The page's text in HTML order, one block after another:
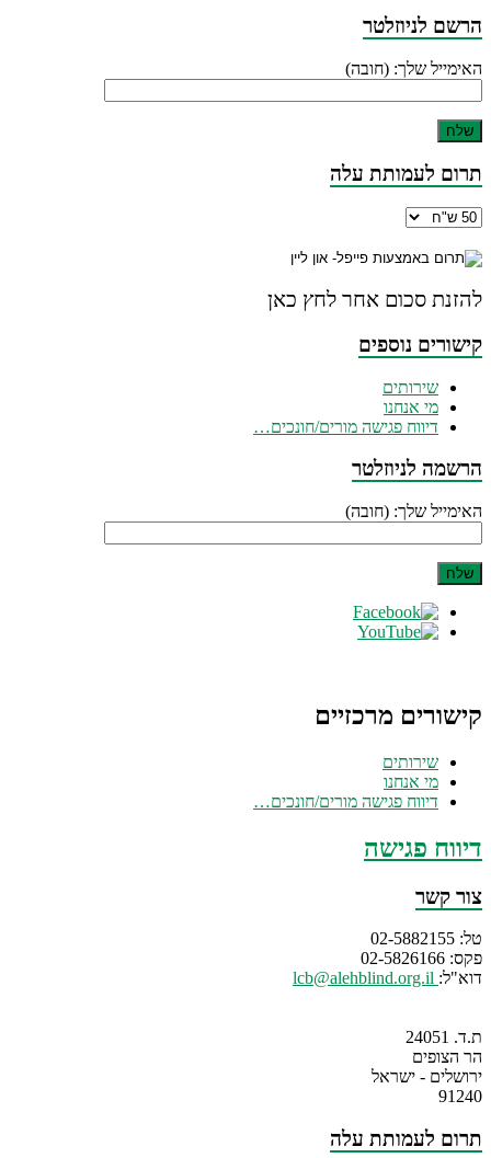
הרשם לניוזלטר
האימייל שלך: (חובה)
תרום לעמותת עלה
להזנת סכום אחר לחץ כאן
קישורים נוספים
שירותים
מי אנחנו
דיווח פגישה מורים/חונכים…
הרשמה לניוזלטר
האימייל שלך: (חובה)
קישורים מרכזיים
שירותים
מי אנחנו
דיווח פגישה מורים/חונכים…
דיווח פגישה
צור קשר
טל: 02-5882155
פקס: 02-5826166
דוא"ל:
ת.ד. 24051
הר הצופים
ירושלים - ישראל
91240
תרום לעמותת עלה